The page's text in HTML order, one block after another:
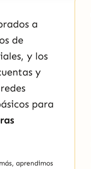
a
de
y los
y
para
aprendimos